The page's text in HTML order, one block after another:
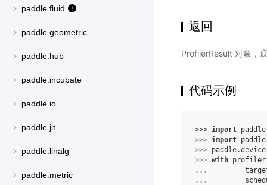
paddle.fluid
paddle.geometric
paddle.hub
paddle.incubate
paddle.io
paddle.jit
paddle.linalg
paddle.metric
返回
ProfilerResult 对象，
代码示例
>>> import
>>> import paddle
>>> paddle.device
>>> with profiler
...
...